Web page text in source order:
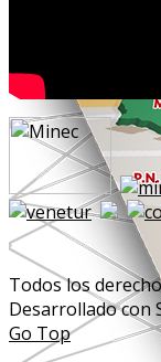
Todos los
Desarrollado con
Go Top